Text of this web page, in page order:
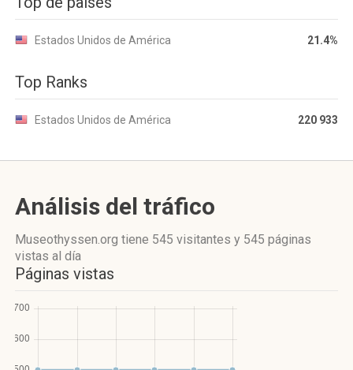
Estados Unidos de América 21.4%
Top Ranks
Estados Unidos de América 220 933
Análisis del tráfico
Museothyssen.org tiene 545 visitantes y 545 páginas
vistas al día
Páginas vistas